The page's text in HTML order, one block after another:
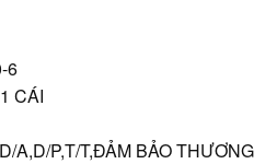
6
1 CÁI
A,D/P,T/T,ĐẢM BẢO THƯƠNG